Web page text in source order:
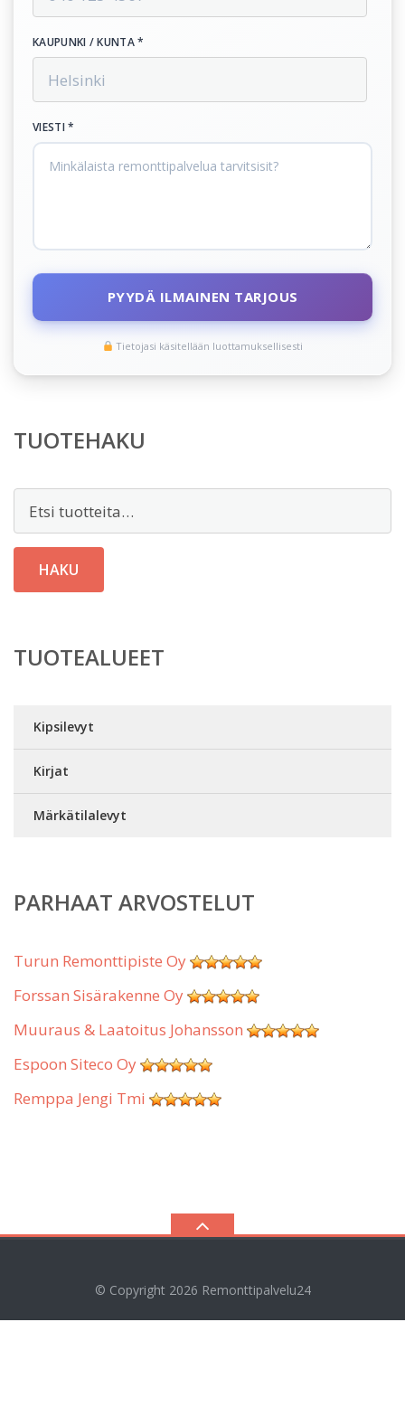
KAUPUNKI / KUNTA *
VIESTI *
PYYDÄ ILMAINEN TARJOUS
Tietojasi käsitellään luottamuksellisesti
TUOTEHAKU
HAKU
TUOTEALUEET
Kipsilevyt
Kirjat
Märkätilalevyt
PARHAAT ARVOSTELUT
Turun Remonttipiste Oy
Forssan Sisärakenne Oy
Muuraus & Laatoitus Johansson
Espoon Siteco Oy
Remppa Jengi Tmi
© Copyright 2026 Remonttipalvelu24